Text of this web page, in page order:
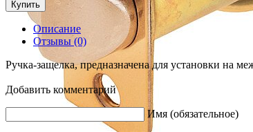
Описание
Отзывы (0)
Ручка-защелка, предназначена для установки на
Добавить комментарий
Имя (обязательное)